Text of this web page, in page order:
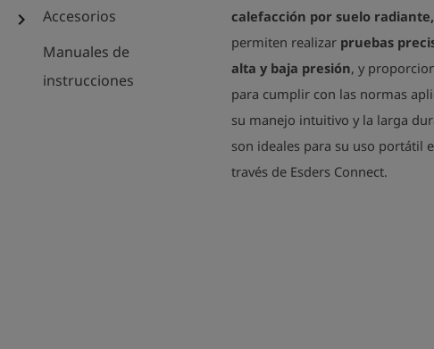
chevron_right
Accesorios
Manuales de
instrucciones
calefacción por suelo
permiten realizar pruebas
alta y baja presión, y
para cumplir con las normas
su manejo intuitivo y la larga
son ideales para su uso portátil
través de Esders Connect.